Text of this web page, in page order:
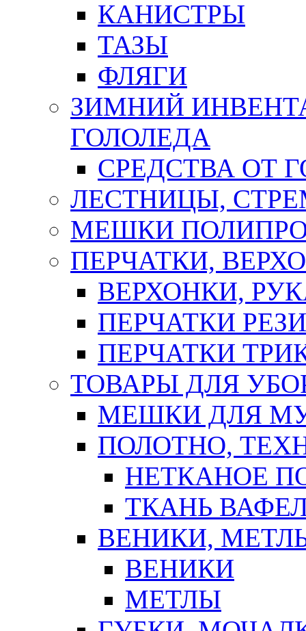
КАНИСТРЫ
ТАЗЫ
ФЛЯГИ
ЗИМНИЙ
ГОЛОЛЕДА
СРЕДСТВА ОТ
ЛЕСТНИЦЫ,
МЕШКИ
ПЕРЧАТКИ,
ВЕРХОНКИ,
ПЕРЧАТКИ
ПЕРЧАТКИ
ТОВАРЫ ДЛЯ
МЕШКИ ДЛЯ
ПОЛОТНО,
НЕТКАНОЕ
ТКАНЬ
ВЕНИКИ,
ВЕНИКИ
МЕТЛЫ